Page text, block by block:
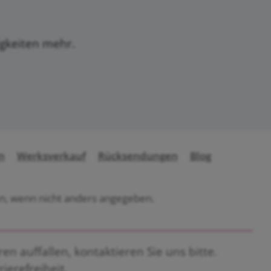
mehr.
Werksverkauf Rücksendungen
Blog
wenn nicht anders angegeben.
auffallen, kontaktieren Sie uns bitte.